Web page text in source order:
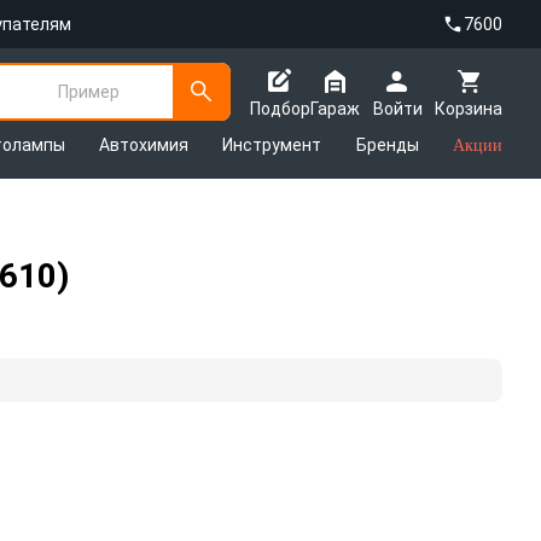
7600
Пример
Подбор
Корзина
Гараж
Войти
Автохимия Инструмент Бренды Акции